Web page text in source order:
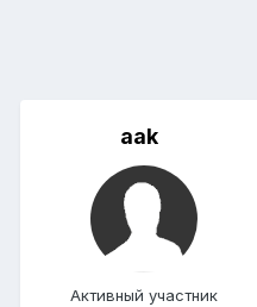
aak
Активный участник